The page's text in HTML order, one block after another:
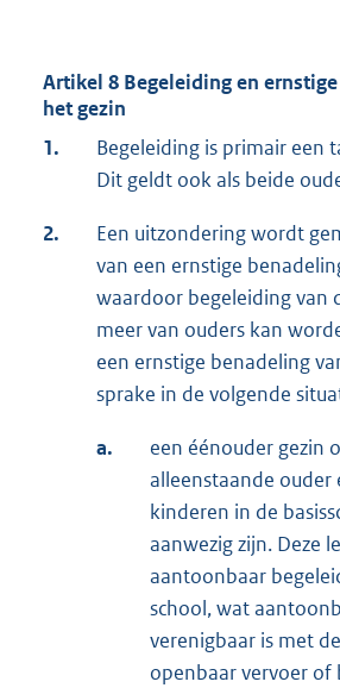
Artikel 8 Begeleiding en
het gezin
1.
Begeleiding is primair een
Dit geldt ook als beide
2.
Een uitzondering wordt
van een ernstige
waardoor begeleiding van
meer van ouders kan
een ernstige benadeling
sprake in de volgende
a.
een éénouder gezin
alleenstaande ouder
kinderen in de
aanwezig zijn. Deze
aantoonbaar
school, wat
verenigbaar is met
openbaar vervoer of